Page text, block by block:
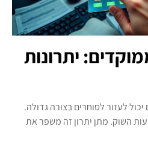
יתרונות
לעזור לסוחרים בצורה גדולה.
השוק. מתן יתרון זה משפר את